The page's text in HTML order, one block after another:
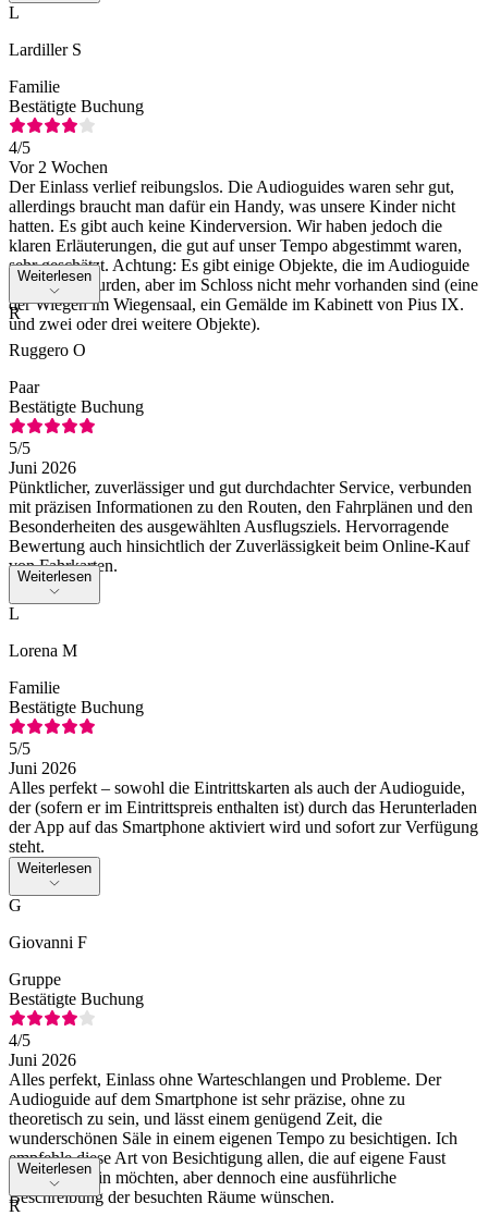
L
Lardiller S
Familie
Bestätigte Buchung
4/5
Vor 2 Wochen
Der Einlass verlief reibungslos. Die Audioguides waren sehr gut,
allerdings braucht man dafür ein Handy, was unsere Kinder nicht
hatten. Es gibt auch keine Kinderversion. Wir haben jedoch die
klaren Erläuterungen, die gut auf unser Tempo abgestimmt waren,
sehr geschätzt. Achtung: Es gibt einige Objekte, die im Audioguide
vorgestellt wurden, aber im Schloss nicht mehr vorhanden sind (eine
der Wiegen im Wiegensaal, ein Gemälde im Kabinett von Pius IX.
und zwei oder drei weitere Objekte).
Weiterlesen
R
Ruggero O
Paar
Bestätigte Buchung
5/5
Juni 2026
Pünktlicher, zuverlässiger und gut durchdachter Service, verbunden
mit präzisen Informationen zu den Routen, den Fahrplänen und den
Besonderheiten des ausgewählten Ausflugsziels. Hervorragende
Bewertung auch hinsichtlich der Zuverlässigkeit beim Online-Kauf
von Fahrkarten.
Weiterlesen
L
Lorena M
Familie
Bestätigte Buchung
5/5
Juni 2026
Alles perfekt – sowohl die Eintrittskarten als auch der Audioguide,
der (sofern er im Eintrittspreis enthalten ist) durch das Herunterladen
der App auf das Smartphone aktiviert wird und sofort zur Verfügung
steht.
Weiterlesen
G
Giovanni F
Gruppe
Bestätigte Buchung
4/5
Juni 2026
Alles perfekt, Einlass ohne Warteschlangen und Probleme. Der
Audioguide auf dem Smartphone ist sehr präzise, ohne zu
theoretisch zu sein, und lässt einem genügend Zeit, die
wunderschönen Säle in einem eigenen Tempo zu besichtigen. Ich
empfehle diese Art von Besichtigung allen, die auf eigene Faust
unterwegs sein möchten, aber dennoch eine ausführliche
Beschreibung der besuchten Räume wünschen.
Weiterlesen
R